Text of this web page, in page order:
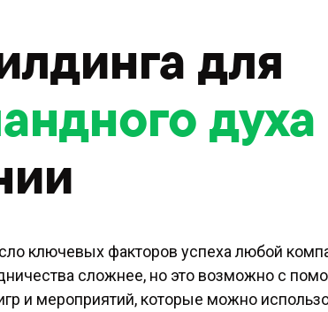
для
духа
ключевых факторов успеха любой
сложнее, но это возможно с
и мероприятий, которые можно